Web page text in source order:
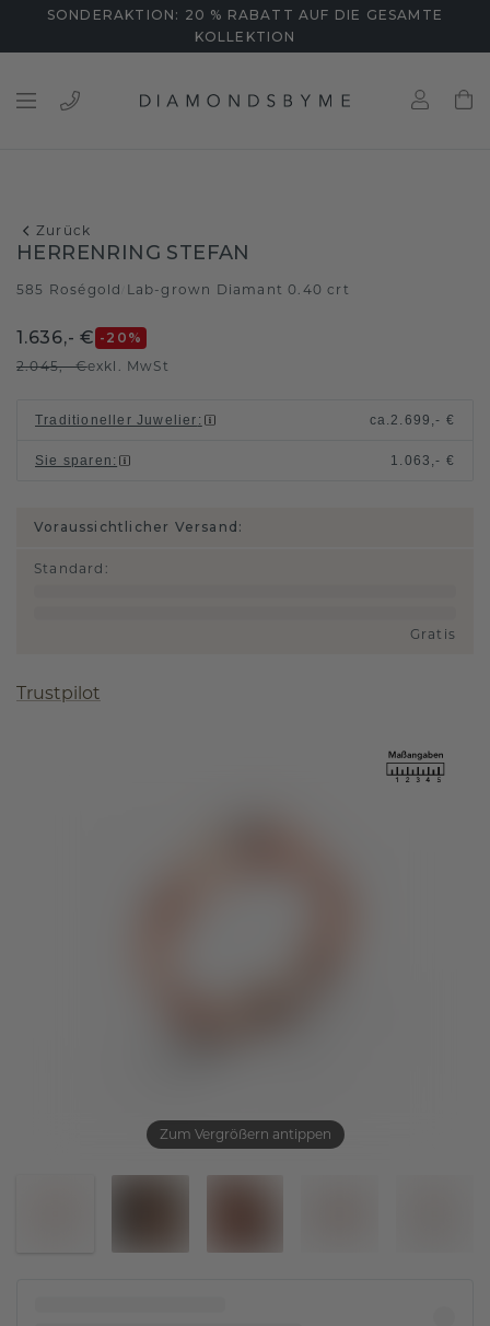
SONDERAKTION: 20 % RABATT AUF DIE GESAMTE
KOLLEKTION
Zurück
Zum Vergrößern antippen
HERRENRING STEFAN
585 Roségold Lab-grown Diamant 0.40 crt
1.636,- € -20 %
2.045,- €exkl. MwSt
Traditioneller Juwelier : ca.2.699,- €
Sie sparen : 1.063,- €
Voraussichtlicher Versand:
Standard :
Gratis
Trustpilot